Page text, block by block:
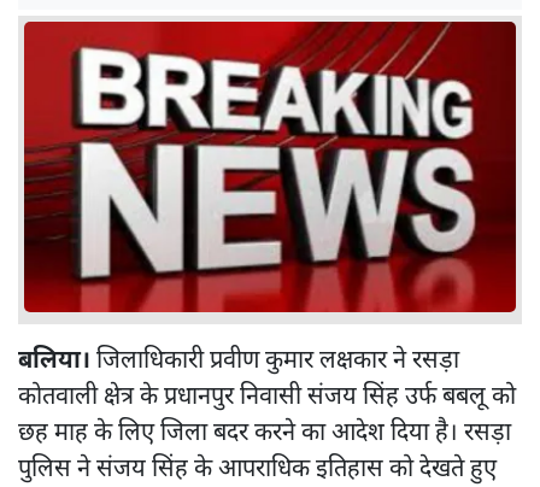
बलिया। जिलाधिकारी प्रवीण कुमार लक्षकार ने रसड़ा
कोतवाली क्षेत्र के प्रधानपुर निवासी संजय सिंह उर्फ बबलू को
छह माह के लिए जिला बदर करने का आदेश दिया है। रसड़ा
पुलिस ने संजय सिंह के आपराधिक इतिहास को देखते हुए